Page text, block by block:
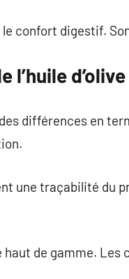
le confort digestif.
d’olive
différences en
une traçabilité
de gamme.